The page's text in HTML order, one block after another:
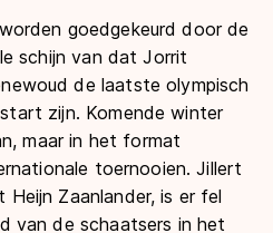
goedgekeurd door de
schijn van dat Jorrit
de laatste olympisch
zijn. Komende winter
maar in het format
toernooien. Jillert
Zaanlander, is er fel
van de schaatsers in het